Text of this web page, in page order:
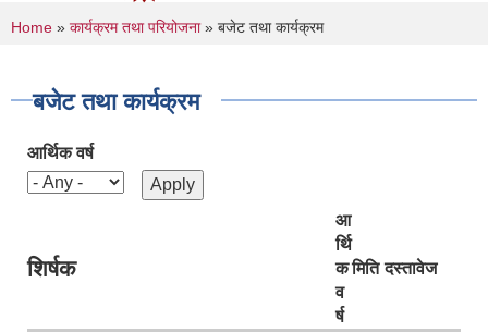
You are here
Home » कार्यक्रम तथा परियोजना» बजेट तथा कार्यक्रम
बजेट तथा कार्यक्रम
आर्थिक वर्ष
शिर्षक
आ
र्थि
क
व
र्ष
मिति दस्तावेज